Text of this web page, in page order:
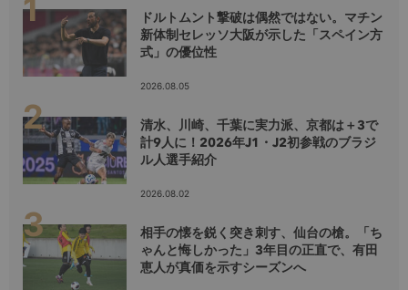
ドルトムント撃破は偶然ではない。マチン
新体制セレッソ大阪が示した「スペイン方
式」の優位性
2026.08.05
清水、川崎、千葉に実力派、京都は＋3で
計9人に！2026年J1・J2初参戦のブラジ
ル人選手紹介
2026.08.02
相手の懐を鋭く突き刺す、仙台の槍。「ち
ゃんと悔しかった」3年目の正直で、有田
恵人が真価を示すシーズンへ